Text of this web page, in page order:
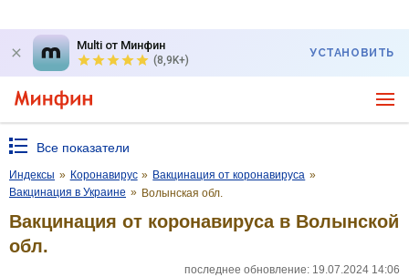
Multi от Минфин
(8,9K+)
УСТАНОВИТЬ
Все показатели
Индексы » Коронавирус » Вакцинация от коронавируса »
Вакцинация в Украине » Волынская обл.
Вакцинация от коронавируса в Волынской
обл.
последнее обновление: 19.07.2024 14:06